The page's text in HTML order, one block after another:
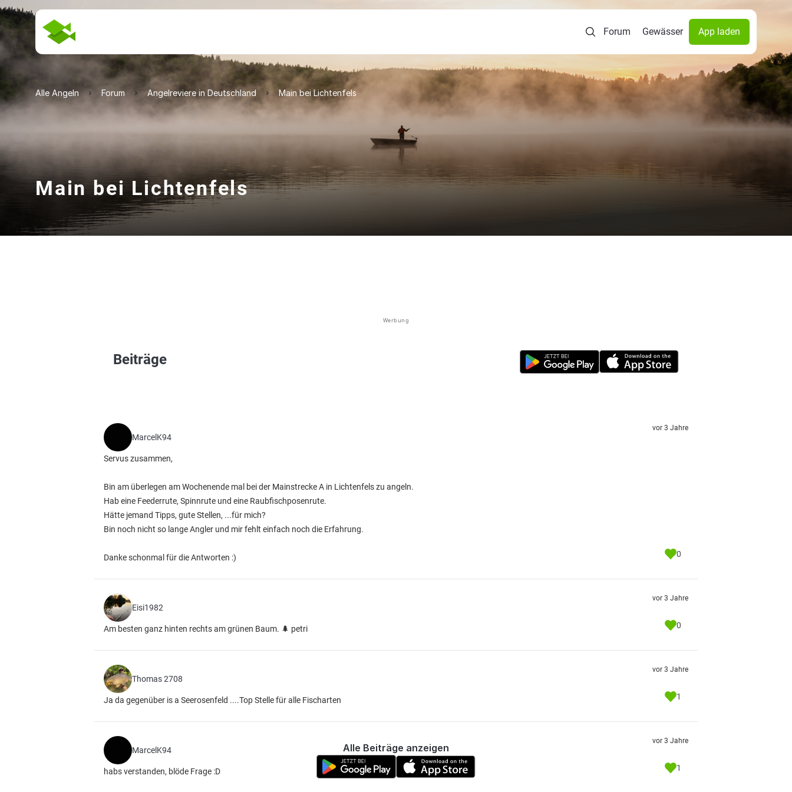
Forum Gewässer App laden
Alle Angeln Forum Angelreviere in Deutschland Main bei Lichtenfels
Main bei Lichtenfels
Werbung
Beiträge
MarcelK94
Servus zusammen,
Bin am überlegen am Wochenende mal bei der Mainstrecke A in Lichtenfels zu angeln.
Hab eine Feederrute, Spinnrute und eine Raubfischposenrute.
Hätte jemand Tipps, gute Stellen, ...für mich?
Bin noch nicht so lange Angler und mir fehlt einfach noch die Erfahrung.
Danke schonmal für die Antworten :)
vor 3 Jahre
0
Eisi1982
Am besten ganz hinten rechts am grünen Baum. 🌲 petri
vor 3 Jahre
0
Thomas 2708
Ja da gegenüber is a Seerosenfeld ....Top Stelle für alle Fischarten
vor 3 Jahre
1
MarcelK94
habs verstanden, blöde Frage :D
vor 3 Jahre
1
Alle Beiträge anzeigen